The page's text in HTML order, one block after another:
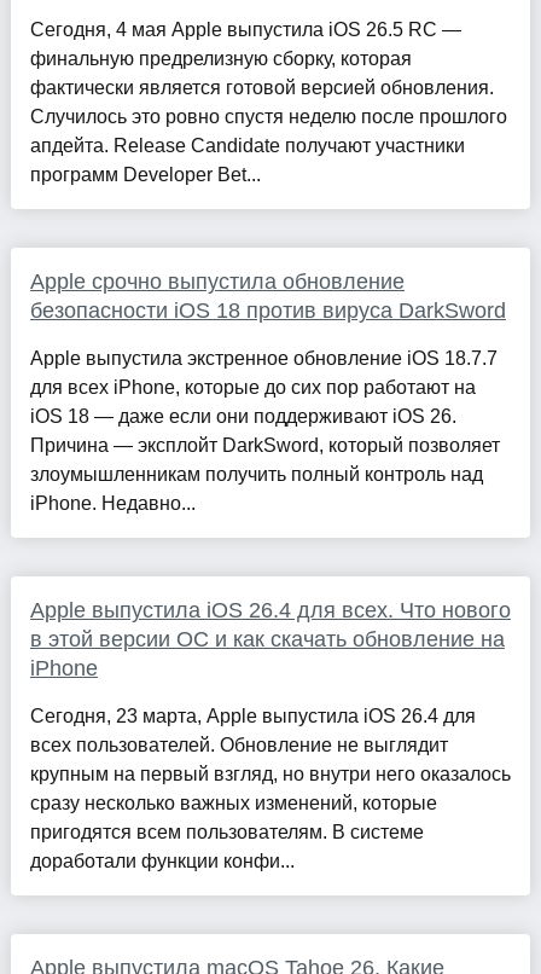
Сегодня, 4 мая Apple выпустила iOS 26.5 RC —
финальную предрелизную сборку, которая
фактически является готовой версией обновления.
Случилось это ровно спустя неделю после прошлого
апдейта. Release Candidate получают участники
программ Developer Bet...
Apple срочно выпустила обновление
безопасности iOS 18 против вируса DarkSword
Apple выпустила экстренное обновление iOS 18.7.7
для всех iPhone, которые до сих пор работают на
iOS 18 — даже если они поддерживают iOS 26.
Причина — эксплойт DarkSword, который позволяет
злоумышленникам получить полный контроль над
iPhone. Недавно...
Apple выпустила iOS 26.4 для всех. Что нового
в этой версии ОС и как скачать обновление на
iPhone
Сегодня, 23 марта, Apple выпустила iOS 26.4 для
всех пользователей. Обновление не выглядит
крупным на первый взгляд, но внутри него оказалось
сразу несколько важных изменений, которые
пригодятся всем пользователям. В системе
доработали функции конфи...
Apple выпустила macOS Tahoe 26. Какие